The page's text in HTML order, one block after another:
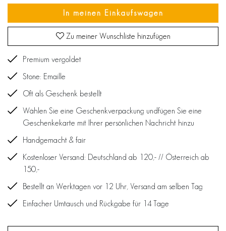
In meinen Einkaufswagen
Zu meiner Wunschliste hinzufügen
Premium vergoldet
Stone: Emaille
Oft als Geschenk bestellt
Wählen Sie eine Geschenkverpackung undfügen Sie eine
Geschenkekarte mit Ihrer persönlichen Nachricht hinzu
Handgemacht & fair
Kostenloser Versand: Deutschland ab 120,- // Österreich ab
150,-
Bestellt an Werktagen vor 12 Uhr, Versand am selben Tag
Einfacher Umtausch und Rückgabe für 14 Tage